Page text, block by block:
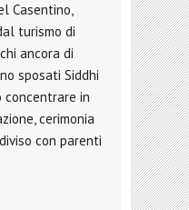
Casentino,
turismo di
ancora di
sposati Siddhi
concentrare in
cerimonia
con parenti